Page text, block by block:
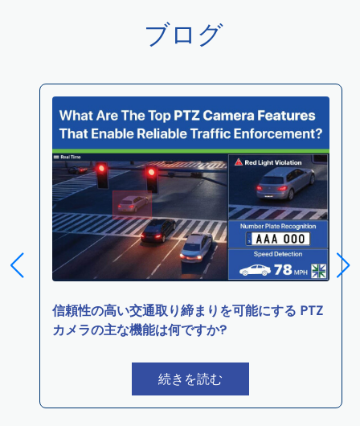
ブログ
信頼性の高い交通取り締まりを可能にする PTZ
カメラの主な機能は何ですか?
続きを読む